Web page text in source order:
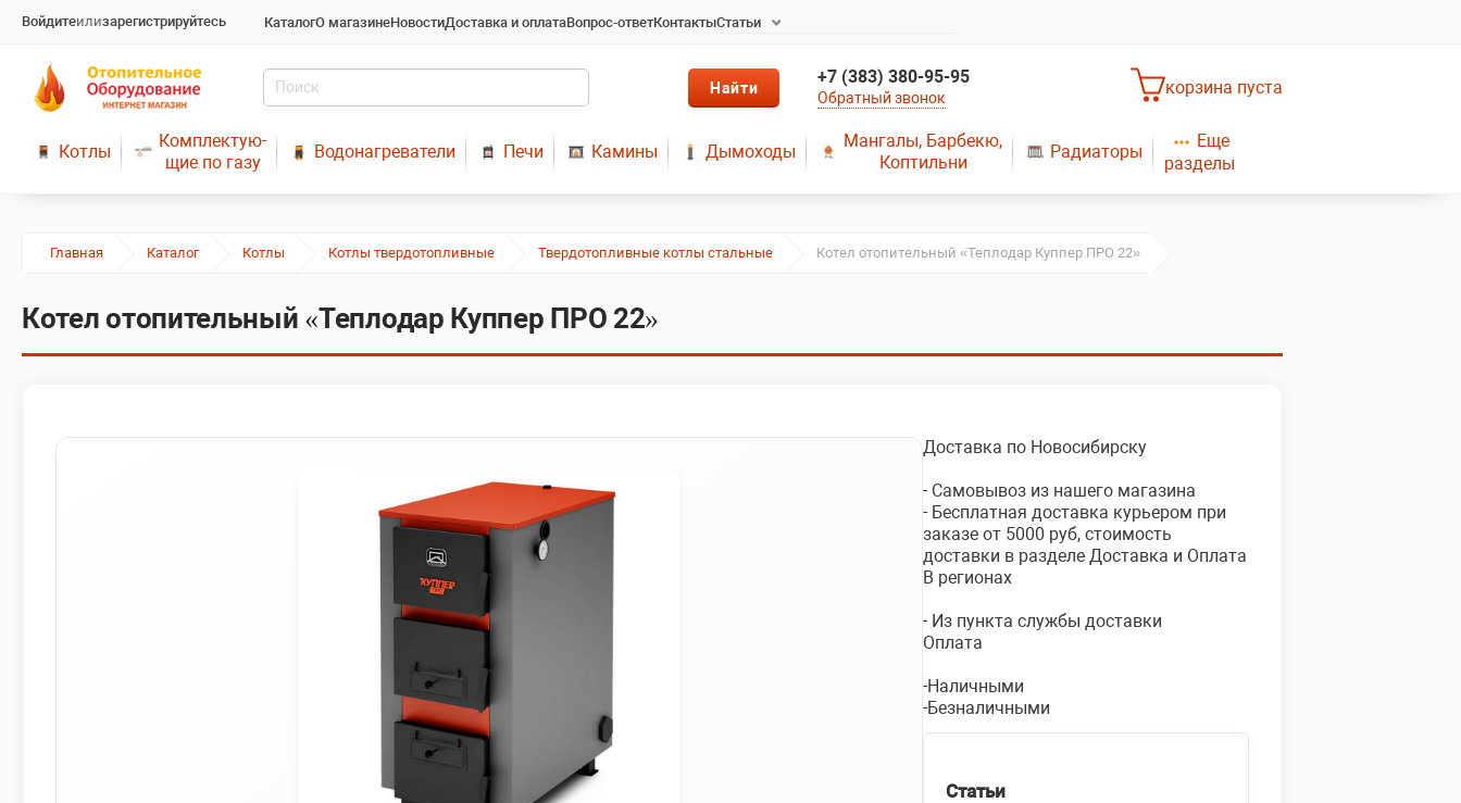
Войдитеилизарегистрируйтесь КаталогО магазинеНовостиДоставка и оплатаВопрос-ответКонтактыСтатьи
Радиаторы отопления в
Новосибирске
Твердотопливные котлы
длительного горения
Металопластик
+7 (383) 380-95-95
Обратный звонок
корзина пуста
Котлы
Комплектую-
щие по газу
Водонагреватели Печи Камины Дымоходы
Мангалы, Барбекю,
Коптильни
Радиаторы
Еще
разделы
Плиты газовые
Главная Каталог Котлы Котлы твердотопливные Твердотопливные котлы стальные Котел отопительный «Теплодар Куппер ПРО 22»
Котел отопительный «Теплодар Куппер ПРО 22»
Доставка по Новосибирску
- Самовывоз из нашего магазина
- Бесплатная доставка курьером при
заказе от 5000 руб, стоимость
доставки в разделе Доставка и Оплата
В регионах
- Из пункта службы доставки
Оплата
-Наличными
-Безналичными
Статьи